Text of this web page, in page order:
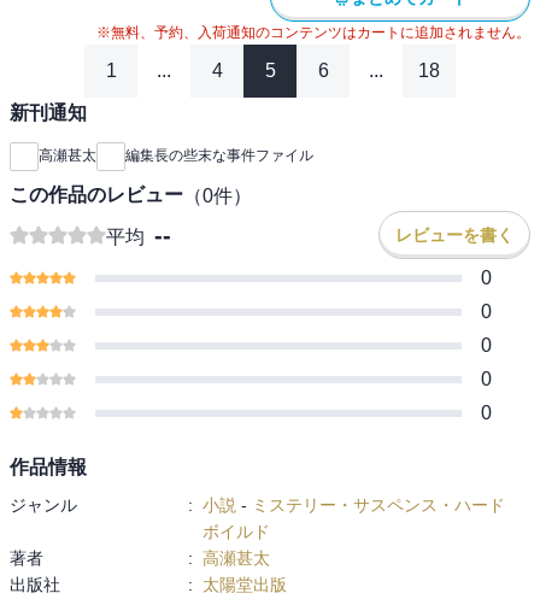
※無料、予約、入荷通知のコンテンツはカートに追加されません。
1 ... 4 5 6 ... 18
新刊通知
高瀬甚太 編集長の些末な事件ファイル
この作品のレビュー （0件）
平均 -- レビューを書く
0
0
0
0
0
作品情報
ジャンル : 小説 - ミステリー・サスペンス・ハード
ボイルド
著者
: 高瀬甚太
出版社
:
太陽堂出版